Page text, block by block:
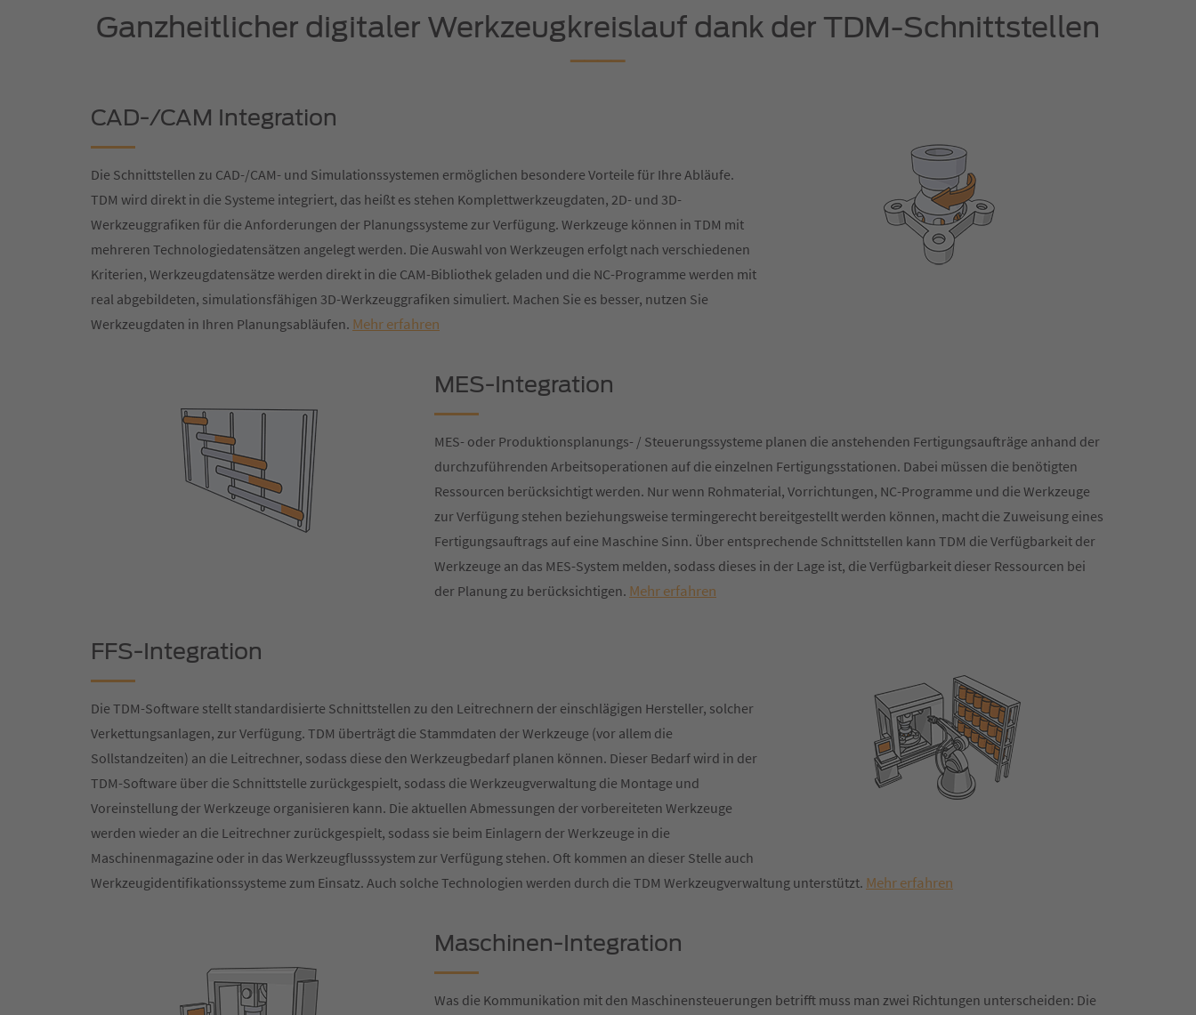
Ganzheitlicher digitaler Werkzeugkreislauf dank der TDM-Schnittstellen
CAD-/CAM Integration
Die Schnittstellen zu CAD-/CAM- und Simulationssystemen ermöglichen besondere Vorteile für Ihre Abläufe.
TDM wird direkt in die Systeme integriert, das heißt es stehen Komplettwerkzeugdaten, 2D- und 3D-
Werkzeuggrafiken für die Anforderungen der Planungssysteme zur Verfügung. Werkzeuge können in TDM mit
mehreren Technologiedatensätzen angelegt werden. Die Auswahl von Werkzeugen erfolgt nach verschiedenen
Kriterien, Werkzeugdatensätze werden direkt in die CAM-Bibliothek geladen und die NC-Programme werden mit
real abgebildeten, simulationsfähigen 3D-Werkzeuggrafiken simuliert. Machen Sie es besser, nutzen Sie
Werkzeugdaten in Ihren Planungsabläufen. Mehr erfahren
MES-Integration
MES- oder Produktionsplanungs- / Steuerungssysteme planen die anstehenden Fertigungsaufträge anhand der
durchzuführenden Arbeitsoperationen auf die einzelnen Fertigungsstationen. Dabei müssen die benötigten
Ressourcen berücksichtigt werden. Nur wenn Rohmaterial, Vorrichtungen, NC-Programme und die Werkzeuge
zur Verfügung stehen beziehungsweise termingerecht bereitgestellt werden können, macht die Zuweisung eines
Fertigungsauftrags auf eine Maschine Sinn. Über entsprechende Schnittstellen kann TDM die Verfügbarkeit der
Werkzeuge an das MES-System melden, sodass dieses in der Lage ist, die Verfügbarkeit dieser Ressourcen bei
der Planung zu berücksichtigen. Mehr erfahren
FFS-Integration
Die TDM-Software stellt standardisierte Schnittstellen zu den Leitrechnern der einschlägigen Hersteller, solcher
Verkettungsanlagen, zur Verfügung. TDM überträgt die Stammdaten der Werkzeuge (vor allem die
Sollstandzeiten) an die Leitrechner, sodass diese den Werkzeugbedarf planen können. Dieser Bedarf wird in der
TDM-Software über die Schnittstelle zurückgespielt, sodass die Werkzeugverwaltung die Montage und
Voreinstellung der Werkzeuge organisieren kann. Die aktuellen Abmessungen der vorbereiteten Werkzeuge
werden wieder an die Leitrechner zurückgespielt, sodass sie beim Einlagern der Werkzeuge in die
Maschinenmagazine oder in das Werkzeugflusssystem zur Verfügung stehen. Oft kommen an dieser Stelle auch
Werkzeugidentifikationssysteme zum Einsatz. Auch solche Technologien werden durch die TDM Werkzeugverwaltung unterstützt. Mehr erfahren
Maschinen-Integration
Was die Kommunikation mit den Maschinensteuerungen betrifft muss man zwei Richtungen unterscheiden: Die